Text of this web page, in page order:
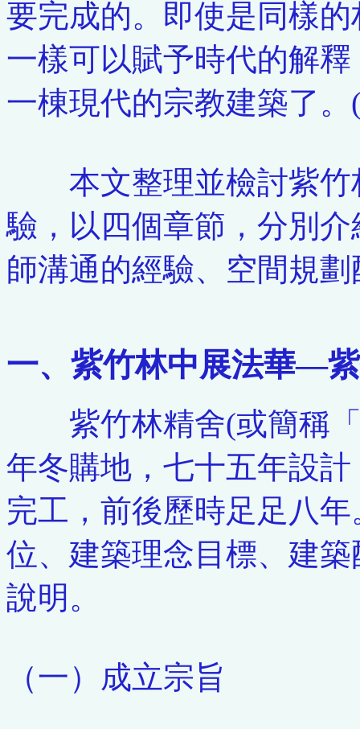
要完成的。即使是同樣
一樣可以賦予時代的解
一棟現代的宗教建築了。
本文整理並檢討紫竹
驗，以四個章節，分別
師溝通的經驗、空間規
一、紫竹林中展法華—
紫竹林精舍(或簡稱「
年冬購地，七十五年設
完工，前後歷時足足八
位、建築理念目標、建
說明。
（一）成立宗旨